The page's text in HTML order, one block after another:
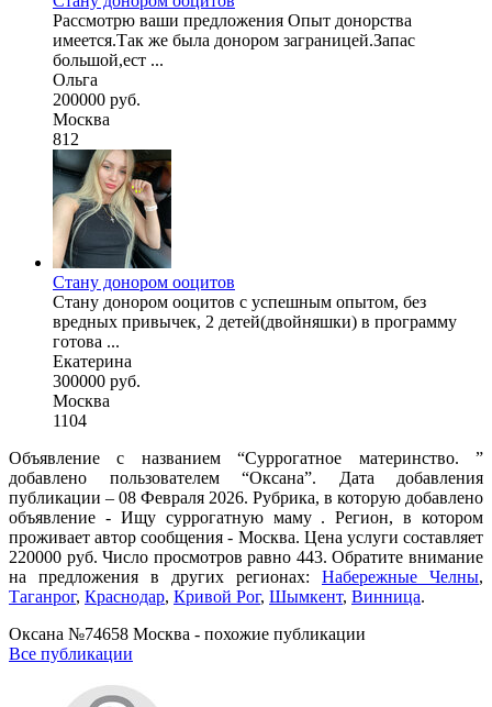
Рассмотрю ваши предложения Опыт донорства
имеется.Так же была донором заграницей.Запас
большой,ест ...
Ольга
200000 руб.
Москва
812
Стану донором ооцитов
Стану донором ооцитов с успешным опытом, без
вредных привычек, 2 детей(двойняшки) в программу
готова ...
Екатерина
300000 руб.
Москва
1104
Объявление с названием “Суррогатное материнство. ”
добавлено пользователем “Оксана”. Дата добавления
публикации – 08 Февраля 2026. Рубрика, в которую добавлено
объявление - Ищу суррогатную маму . Регион, в котором
проживает автор сообщения - Москва. Цена услуги составляет
220000 руб. Число просмотров равно 443. Обратите внимание
на предложения в других регионах: Набережные Челны,
Таганрог, Краснодар, Кривой Рог, Шымкент, Винница.
Оксана №74658 Москва - похожие публикации
Все публикации